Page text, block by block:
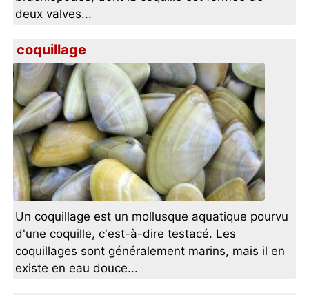
deux valves...
coquillage
Un coquillage est un mollusque aquatique pourvu
d'une coquille, c'est-à-dire testacé. Les
coquillages sont généralement marins, mais il en
existe en eau douce...